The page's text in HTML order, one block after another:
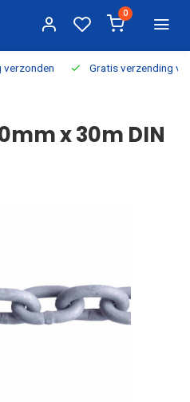
0
verzonden Gratis verzending
x 30m DIN